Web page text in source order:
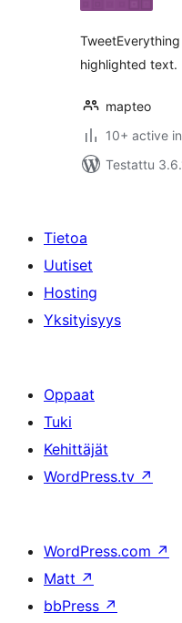
highlighted text.
mapteo
10+ active
Testattu
Tietoa
Uutiset
Hosting
Yksityisyys
Oppaat
Tuki
Kehittäjät
WordPress.tv ↗
WordPress.com ↗
Matt ↗
bbPress ↗